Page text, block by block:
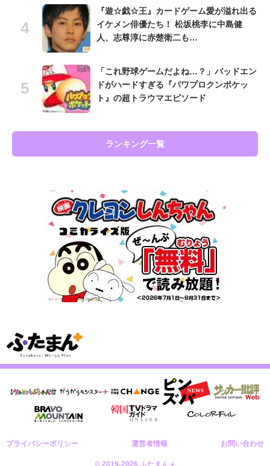
『遊☆戯☆王』カードゲーム愛が溢れ出る
イケメン俳優たち！ 松坂桃李に中島健
人、志尊淳に赤楚衛二も…
「これ野球ゲームだよね…？」バッドエン
ドがハードすぎる『パワプロクンポケッ
ト』の超トラウマエピソード
ランキング一覧
プライバシーポリシー 運営者情報 お問い合わせ
© 2019-2026 ふたまん＋